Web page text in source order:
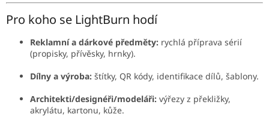
Pro koho se LightBurn hodí
Reklamní a dárkové předměty: rychlá příprava sérií
(propisky, přívěsky, hrnky).
Dílny a výroba: štítky, QR kódy, identifikace dílů, šablony.
Architekti/designéři/modeláři: výřezy z překližky,
akrylátu, kartonu, kůže.